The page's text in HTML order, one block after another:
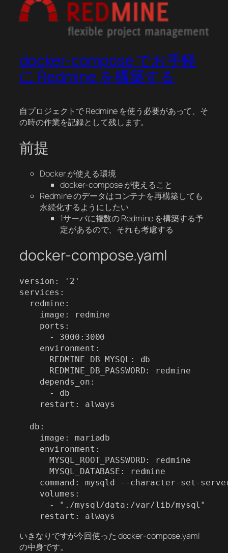
docker-compose でお手軽
に Redmine を構築する
自プロジェクトで Redmine を使う必要があって、そ
の時の作業を記録として残します。
前提
Docker が使える環境
docker-compose が使えること
Redmine のデータはコンテナを再構築しても
永続化するようにしたい
1サーバに複数の Redmine を構築する予
定があるので、それも考慮する
docker-compose.yaml
version: '2'
services:
  redmine:
    image: redmine
    ports:
      - 3000:3000
    environment:
      REDMINE_DB_MYSQL: db
      REDMINE_DB_PASSWORD: redmine
    depends_on:
      - db
    restart: always
  db:
    image: mariadb
    environment:
      MYSQL_ROOT_PASSWORD: redmine
      MYSQL_DATABASE: redmine
command: mysqld --character-set-
    volumes:
      - "./mysql/data:/var/lib/mysql"
いきなりですが今回使った docker-compose.yaml
の中身です。